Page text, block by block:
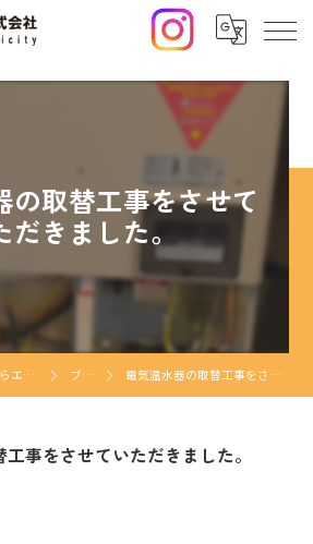
の取替工事をさせて
だきました。
福岡のエコキュートならエナジー電気株式会社 ブログ 電気温水器の取替工事をさせていただきました。
事をさせていただきました。